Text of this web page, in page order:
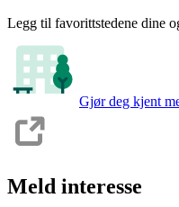
Legg til favorittstedene dine
Gjør deg kjent
Meld interesse